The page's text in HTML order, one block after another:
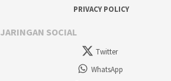
PRIVACY POLICY
JARINGAN SOCIAL
Twitter
WhatsApp